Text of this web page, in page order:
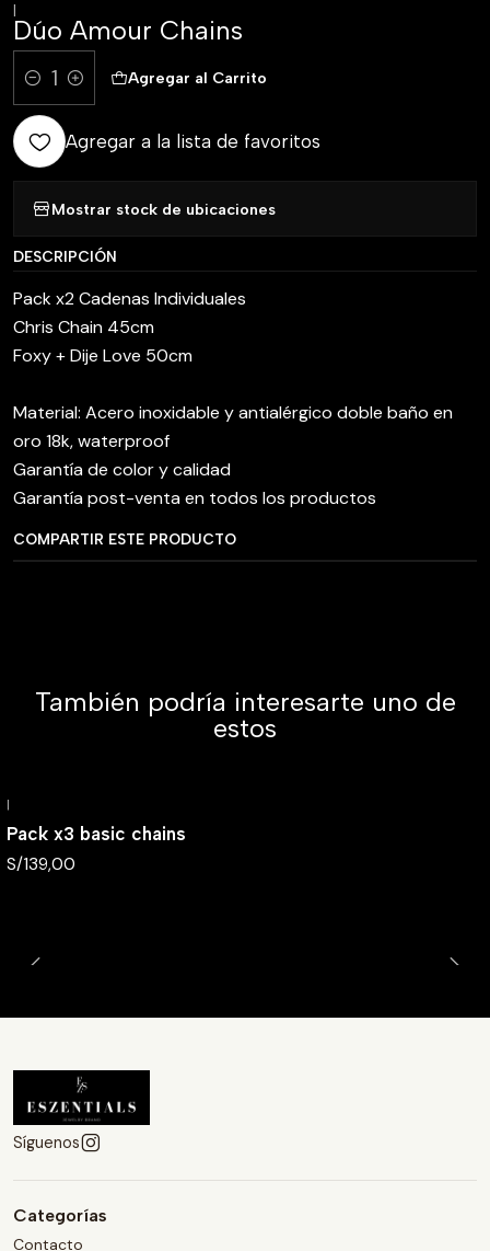
|
Dúo Amour Chains
Cantidad
Agregar al Carrito
Agregar a la lista de favoritos
Mostrar stock de ubicaciones
DESCRIPCIÓN
Pack x2 Cadenas Individuales
Chris Chain 45cm
Foxy + Dije Love 50cm
Material: Acero inoxidable y antialérgico doble baño en
oro 18k, waterproof
Garantía de color y calidad
Garantía post-venta en todos los productos
COMPARTIR ESTE PRODUCTO
También podría interesarte uno de
estos
|
Pack x3 basic chains
S/139,00
Síguenos
Categorías
Contacto